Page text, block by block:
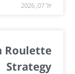
יול 07, 2026
Roulette
Strategy